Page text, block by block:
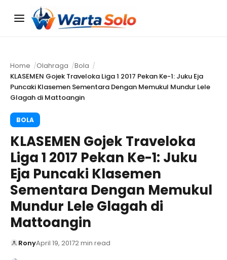
Menu
Home Olahraga
Bola
KLASEMEN Gojek Traveloka Liga 1 2017 Pekan Ke-1: Juku Eja
Puncaki Klasemen Sementara Dengan Memukul Mundur Lele
Glagah di Mattoangin
BOLA
KLASEMEN Gojek Traveloka
Liga 1 2017 Pekan Ke-1: Juku
Eja Puncaki Klasemen
Sementara Dengan Memukul
Mundur Lele Glagah di
Mattoangin
RonyApril 19, 20172 min read